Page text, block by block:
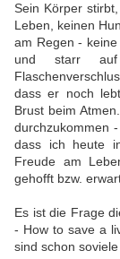
Sein Körper
Leben, keinen
am Regen -
und starr auf
dass er noch
Brust beim
durchzukommen
dass ich heute
Freude am
gehofft bzw.
Es ist die Frage
- How to save a
sind schon